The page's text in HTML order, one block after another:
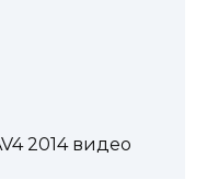
2014 видео